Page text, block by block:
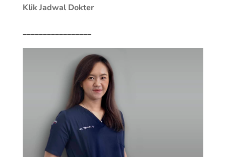
Klik Jadwal Dokter
_________________